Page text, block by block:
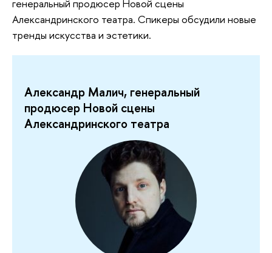
генеральный продюсер Новой сцены
Александринского театра. Спикеры обсудили новые
тренды искусства и эстетики.
Александр Малич, генеральный
продюсер Новой сцены
Александринского театра